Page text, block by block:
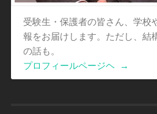
受験生・保護者の皆さん、学校
報をお届けします。ただし、結
の話も。
プロフィールページヘ
→